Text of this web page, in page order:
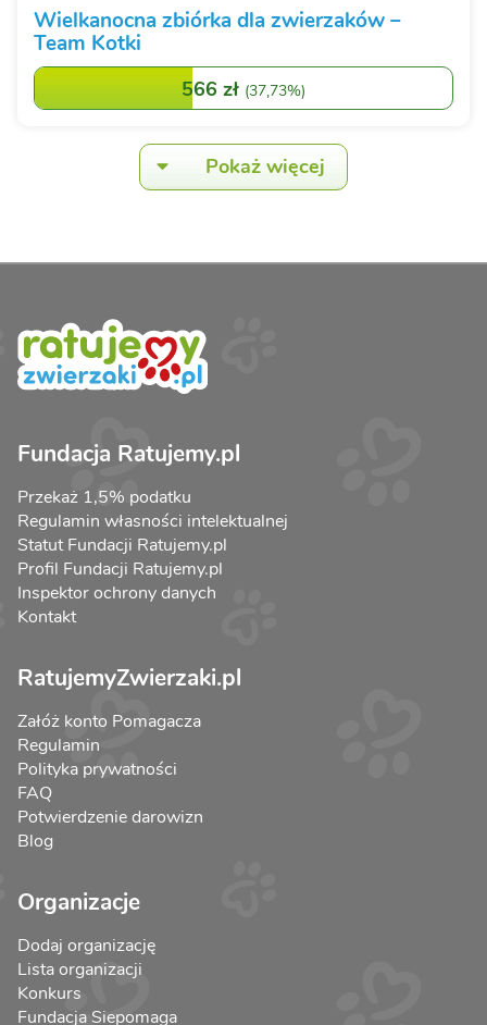
Wielkanocna zbiórka dla zwierzaków –
Team Kotki
566 zł (37,73%)
Pokaż więcej
Fundacja Ratujemy.pl
Przekaż 1,5% podatku
Regulamin własności intelektualnej
Statut Fundacji Ratujemy.pl
Profil Fundacji Ratujemy.pl
Inspektor ochrony danych
Kontakt
RatujemyZwierzaki.pl
Załóż konto Pomagacza
Regulamin
Polityka prywatności
FAQ
Potwierdzenie darowizn
Blog
Organizacje
Dodaj organizację
Lista organizacji
Konkurs
Fundacja Siepomaga